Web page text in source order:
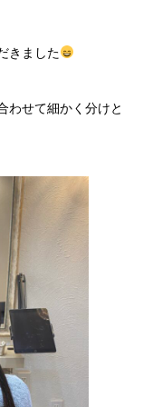
きました
わせて細かく分けと